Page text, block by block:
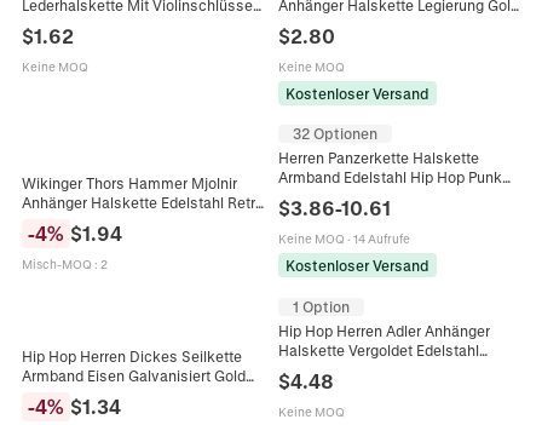
Lederhalskette Mit Violinschlüssel
Gewebt Holz Perlen Verstellbare
Lange Pulloverkette
$1.62
Keine MOQ
Anhänger Halskette Legierung Gold
Schlangenkette Hip Hop Schmuck
$2.80
Keine MOQ
Kostenloser Versand
Wikinger Thors Hammer Mjolnir
Anhänger Halskette Edelstahl Retro
Nordisches Totem Boxkette Herren
Hip Hop Schmuck Geschenk
-4% $1.94
Misch-MOQ : 2
32 Optionen
Herren Panzerkette Halskette
Armband Edelstahl Hip Hop Punk
Kastenverschluss
$3.86-10.61
Keine MOQ · 14 Aufrufe
Kostenloser Versand
Hip Hop Herren Dickes Seilkette
Armband Eisen Galvanisiert Gold
Silber Gedrehtes Glied Punk Mode
Schmuck Für Männer Geschenk
-4% $1.34
1 Option
Hip Hop Herren Adler Anhänger
Halskette Vergoldet Edelstahl
Panzerkette Vogel Schmuck Für
Damen Und Herren Punk
Accessoire
$4.48
Keine MOQ